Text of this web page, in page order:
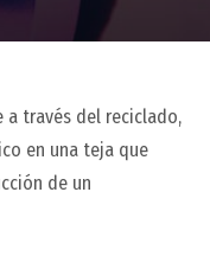
a través del reciclado,
en una teja que
de un